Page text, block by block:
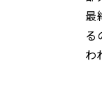
最
る
わ